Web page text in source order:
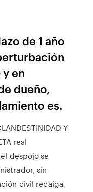
de 1 año
en
dueño,
es.
Y
real
despojo se
sin
civil recaiga